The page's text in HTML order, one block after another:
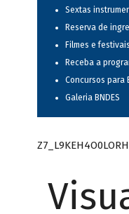
Sextas
Reserva de
Filmes e
Receba a
Concursos para
Galeria BNDES